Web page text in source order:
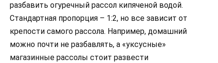
разбавить огуречный рассол кипяченой водой.
Стандартная пропорция – 1:2, но все зависит от
крепости самого рассола. Например, домашний
можно почти не разбавлять, а «уксусные»
магазинные рассолы стоит развести